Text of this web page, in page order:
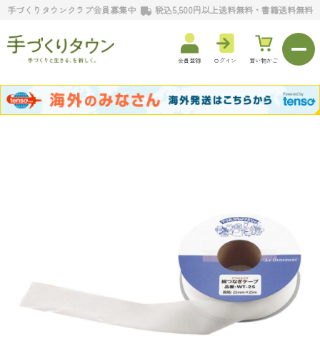
手づくりタウンクラブ会員募集中 税込5,500円以上送料無料・書籍送料無料
会員登録 ログイン 買い物かご